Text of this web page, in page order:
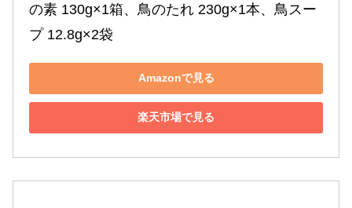
の素 130g×1箱、鳥のたれ 230g×1本、鳥スー
プ 12.8g×2袋
Amazonで見る
楽天市場で見る